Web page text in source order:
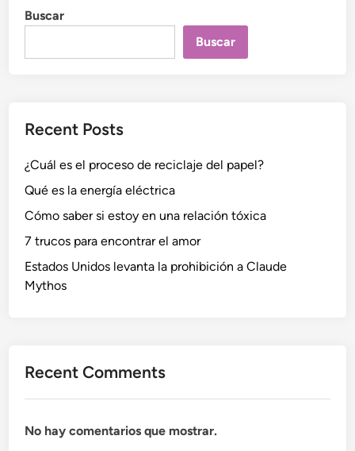
Buscar
Buscar
Recent Posts
¿Cuál es el proceso de reciclaje del papel?
Qué es la energía eléctrica
Cómo saber si estoy en una relación tóxica
7 trucos para encontrar el amor
Estados Unidos levanta la prohibición a Claude
Mythos
Recent Comments
No hay comentarios que mostrar.